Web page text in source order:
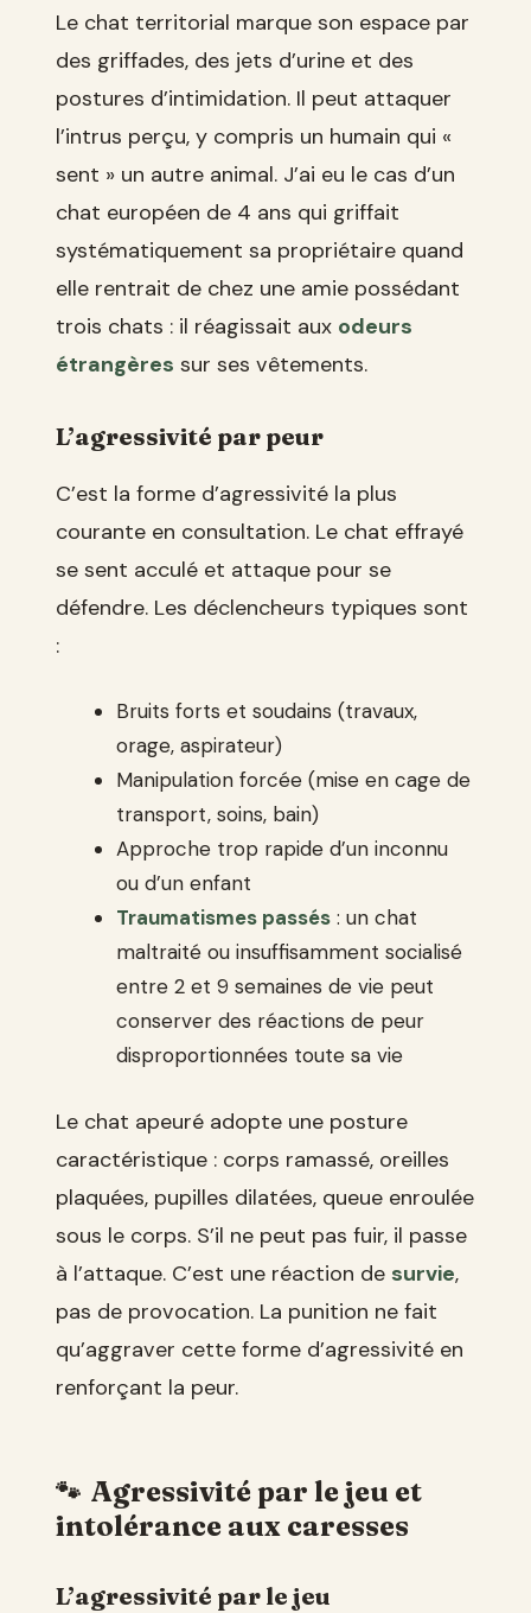
Le chat territorial marque son espace par
des griffades, des jets d’urine et des
postures d’intimidation. Il peut attaquer
l’intrus perçu, y compris un humain qui «
sent » un autre animal. J’ai eu le cas d’un
chat européen de 4 ans qui griffait
systématiquement sa propriétaire quand
elle rentrait de chez une amie possédant
trois chats : il réagissait aux odeurs
étrangères sur ses vêtements.
L’agressivité par peur
C’est la forme d’agressivité la plus
courante en consultation. Le chat effrayé
se sent acculé et attaque pour se
défendre. Les déclencheurs typiques sont
:
Bruits forts et soudains (travaux,
orage, aspirateur)
Manipulation forcée (mise en cage de
transport, soins, bain)
Approche trop rapide d’un inconnu
ou d’un enfant
Traumatismes passés : un chat
maltraité ou insuffisamment socialisé
entre 2 et 9 semaines de vie peut
conserver des réactions de peur
disproportionnées toute sa vie
Le chat apeuré adopte une posture
caractéristique : corps ramassé, oreilles
plaquées, pupilles dilatées, queue enroulée
sous le corps. S’il ne peut pas fuir, il passe
à l’attaque. C’est une réaction de survie,
pas de provocation. La punition ne fait
qu’aggraver cette forme d’agressivité en
renforçant la peur.
Agressivité par le jeu et
intolérance aux caresses
L’agressivité par le jeu